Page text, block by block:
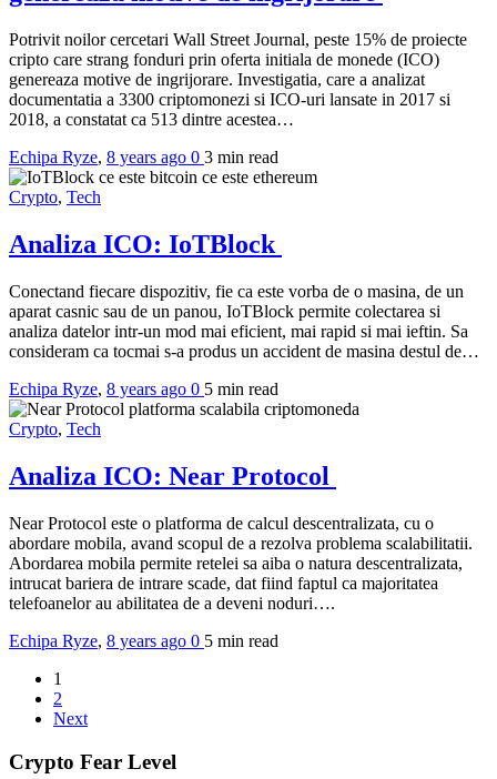
Potrivit noilor cercetari Wall Street Journal, peste 15% de proiecte
cripto care strang fonduri prin oferta initiala de monede (ICO)
genereaza motive de ingrijorare. Investigatia, care a analizat
documentatia a 3300 criptomonezi si ICO-uri lansate in 2017 si
2018, a constatat ca 513 dintre acestea…
Echipa Ryze, 8 years ago 0 3 min read
Crypto, Tech
Analiza ICO: IoTBlock
Conectand fiecare dispozitiv, fie ca este vorba de o masina, de un
aparat casnic sau de un panou, IoTBlock permite colectarea si
analiza datelor intr-un mod mai eficient, mai rapid si mai ieftin. Sa
consideram ca tocmai s-a produs un accident de masina destul de…
Echipa Ryze, 8 years ago 0 5 min read
Crypto, Tech
Analiza ICO: Near Protocol
Near Protocol este o platforma de calcul descentralizata, cu o
abordare mobila, avand scopul de a rezolva problema scalabilitatii.
Abordarea mobila permite retelei sa aiba o natura descentralizata,
intrucat bariera de intrare scade, dat fiind faptul ca majoritatea
telefoanelor au abilitatea de a deveni noduri….
Echipa Ryze, 8 years ago 0 5 min read
1
2
Next
Crypto Fear Level